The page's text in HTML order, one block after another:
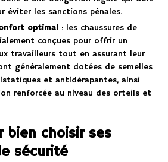
éviter les sanctions pénales.
optimal : les chaussures de
conçues pour offrir un
travailleurs tout en assurant leur
généralement dotées de semelles
et antidérapantes, ainsi
renforcée au niveau des orteils et
bien choisir ses
sécurité